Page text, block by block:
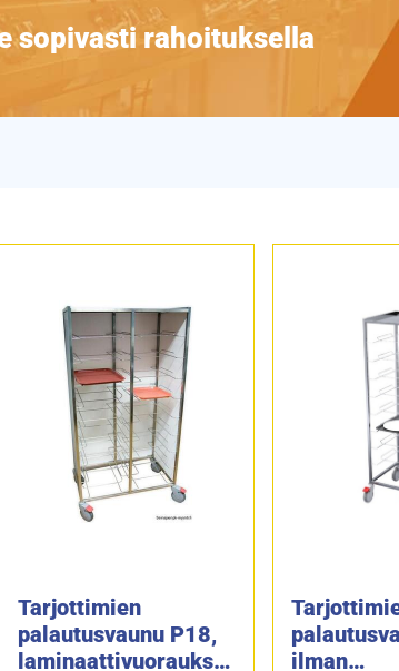
sopivasti rahoituksella
Tarjottimien
palautusvaunu P18,
laminaattivuorauksel
ilman